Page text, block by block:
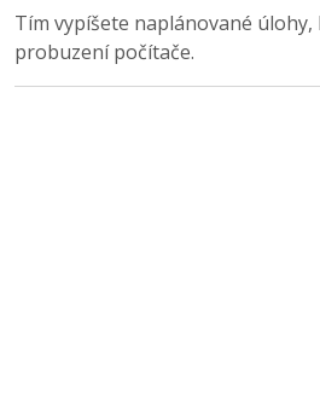
Tím vypíšete naplánované
probuzení počítače.